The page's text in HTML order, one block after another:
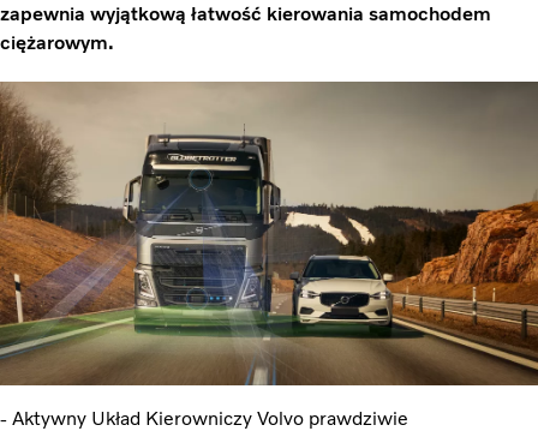
zapewnia wyjątkową łatwość kierowania samochodem
ciężarowym.
- Aktywny Układ Kierowniczy Volvo prawdziwie